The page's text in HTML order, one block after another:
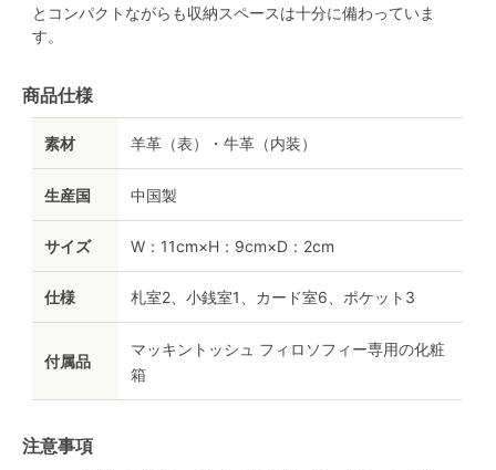
とコンパクトながらも収納スペースは十分に備わっていま
す。
商品仕様
素材 羊革（表）・牛革（内装）
生産国 中国製
サイズ W：11cm×H：9cm×D：2cm
仕様 札室2、小銭室1、カード室6、ポケット3
付属品
マッキントッシュ フィロソフィー専用の化粧
箱
注意事項